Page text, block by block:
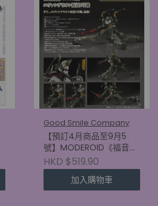
Good Smile Company
【預訂4月商品至9月5
號】MODEROID《福音戰
士新劇場版》福音戰士臨
時5號機
(4570232590687)
HKD $519.90
加入購物車